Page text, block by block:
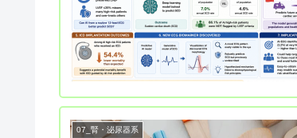
07_腎・泌尿器系